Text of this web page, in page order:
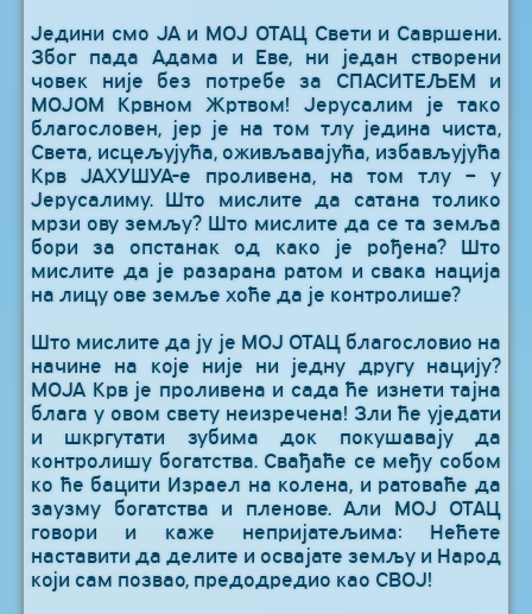
Једини смо ЈА и МОЈ ОТАЦ Свети и Савршени.
Због пада Адама и Еве, ни један створени
човек није без потребе за СПАСИТЕЉЕМ и
МОЈОМ Крвном Жртвом! Јерусалим је тако
благословен, јер је на том тлу једина чиста,
Света, исцељујућа, оживљавајућа, избављујућа
Крв ЈАХУШУА-е проливена, на том тлу – у
Јерусалиму. Што мислите да сатана толико
мрзи ову земљу? Што мислите да се та земља
бори за опстанак од како је рођена? Што
мислите да је разарана ратом и свака нација
на лицу ове земље хоће да је контролише?
Што мислите да ју је МОЈ ОТАЦ благословио на
начине на које није ни једну другу нацију?
МОЈА Крв је проливена и сада ће изнети тајна
блага у овом свету неизречена! Зли ће уједати
и шкргутати зубима док покушавају да
контролишу богатства. Свађаће се међу собом
ко ће бацити Израел на колена, и ратоваће да
заузму богатства и пленове. Али МОЈ ОТАЦ
говори и каже непријатељима: Нећете
наставити да делите и освајате земљу и Народ
који сам позвао, предодредио као СВОЈ!